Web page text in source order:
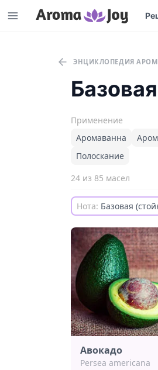
ЭНЦИКЛОПЕДИЯ
Применение
Аромаванна
Полоскание
24 из 85 масел
Нота: Базовая
Авокадо
Persea americana